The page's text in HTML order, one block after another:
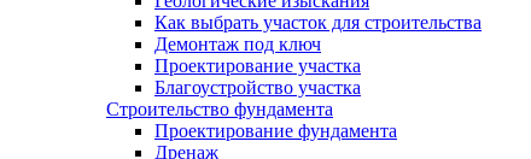
Как выбрать участок для строительства
Демонтаж под ключ
Проектирование участка
Благоустройство участка
Строительство фундамента
Проектирование фундамента
Дренаж